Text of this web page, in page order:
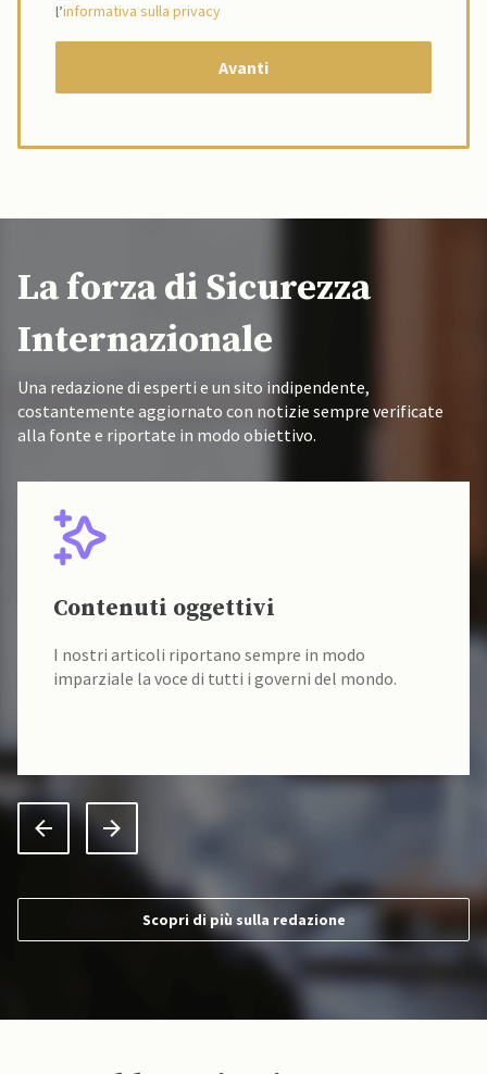
l’informativa sulla privacy
La forza di Sicurezza
Internazionale
Una redazione di esperti e un sito indipendente,
costantemente aggiornato con notizie sempre verificate
alla fonte e riportate in modo obiettivo.
Contenuti oggettivi
I nostri articoli riportano sempre in modo
imparziale la voce di tutti i governi del mondo.
Scopri di più sulla redazione